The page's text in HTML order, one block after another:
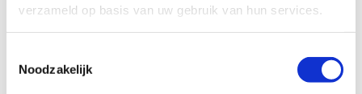
verzameld op basis van uw gebruik van hun services.
Noodzakelijk
€36,95
Bekijk product
€36,95
Toevoegen aan
Bekijk product